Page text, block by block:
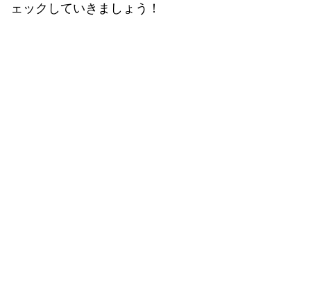
ェックしていきましょう！